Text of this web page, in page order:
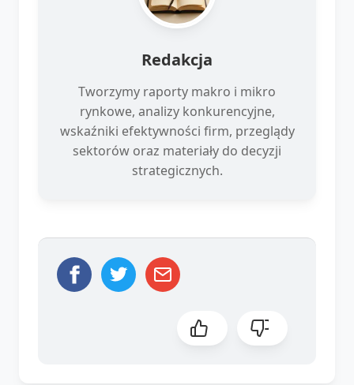
Redakcja
Tworzymy raporty makro i mikro
rynkowe, analizy konkurencyjne,
wskaźniki efektywności firm, przeglądy
sektorów oraz materiały do decyzji
strategicznych.